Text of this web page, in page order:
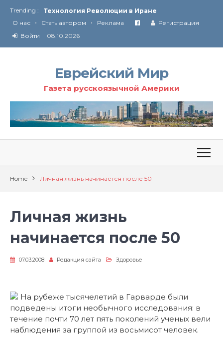
Trending :
Технология Революции в Иране
От Ирана до Ливана и Газы
О нас • Стать автором • Реклама
Регистрация
Войти
08.10.2026
Еврейский Мир
Газета русскоязычной Америки
Home Личная жизнь начинается после 50
Личная жизнь
начинается после 50
07.03.2008 Редакция сайта Здоровье
На рубеже тысячелетий в Гарварде были
подведены итоги необычного исследования: в
течение почти 70 лет пять поколений ученых вели
наблюдения за группой из восьмисот человек.